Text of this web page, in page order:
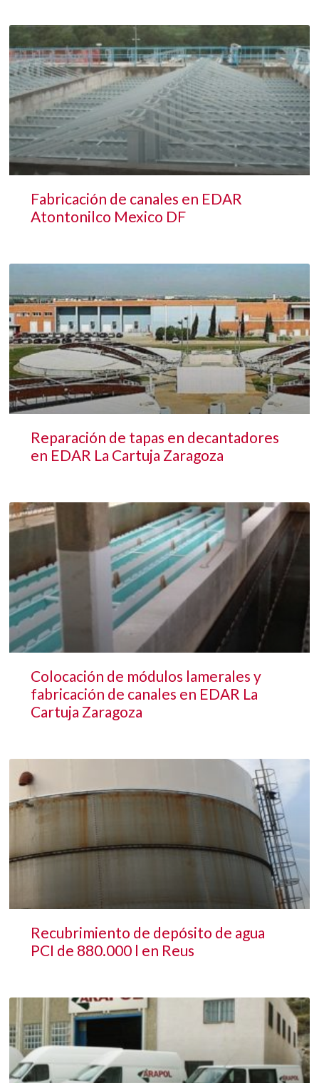
Fabricación de canales en EDAR
Atontonilco Mexico DF
Reparación de tapas en decantadores
en EDAR La Cartuja Zaragoza
Colocación de módulos lamerales y
fabricación de canales en EDAR La
Cartuja Zaragoza
Recubrimiento de depósito de agua
PCI de 880.000 l en Reus